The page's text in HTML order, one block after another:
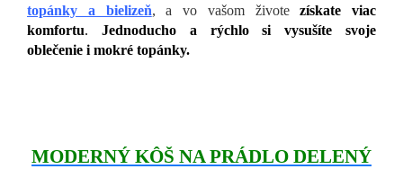
topánky a bielizeň, a vo vašom životezískate viac
komfortu. Jednoducho a rýchlo si vysušíte svoje
oblečenie i mokré topánky.
MODERNÝ KÔŠ NA PRÁDLO DELENÝ